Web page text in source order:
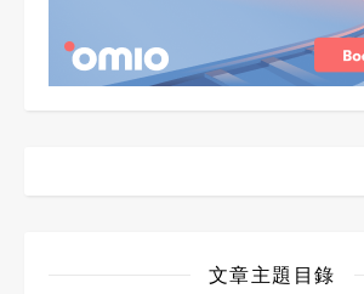
文章主題目錄